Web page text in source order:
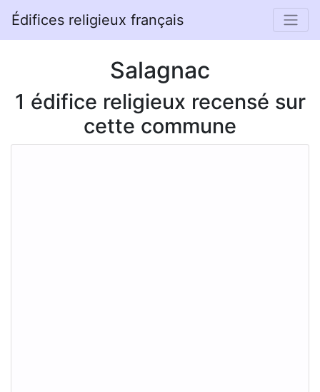
Édifices religieux français
Salagnac
1 édifice religieux recensé sur
cette commune